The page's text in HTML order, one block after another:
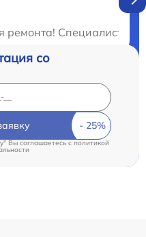
ремонта! Специалисты
со
Вы соглашаетесь cполитикой